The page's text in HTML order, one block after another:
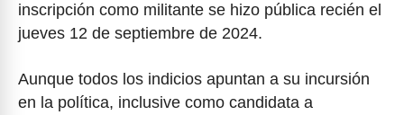
inscripción como militante se hizo pública recién el
jueves 12 de septiembre de 2024.
Aunque todos los indicios apuntan a su incursión
en la política, inclusive como candidata a